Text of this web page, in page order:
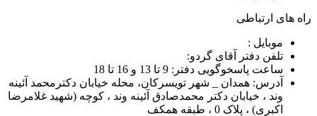
راه های ارتباطی
موبایل :
تلفن دفتر آقای گردو:
ساعت پاسخوگویی دفتر: 9 تا 13 و 16 تا 18
آدرس: همدان _ شهر تویسرکان، محله خیابان دکترمحمد آئینه
وند ، خیابان دکتر محمدصادق آئینه وند ، کوچه (شهید غلامرضا
اکبری) ، پلاک 0 ، طبقه همکف